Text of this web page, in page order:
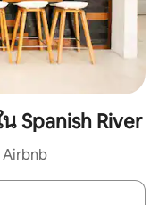
Spanish River